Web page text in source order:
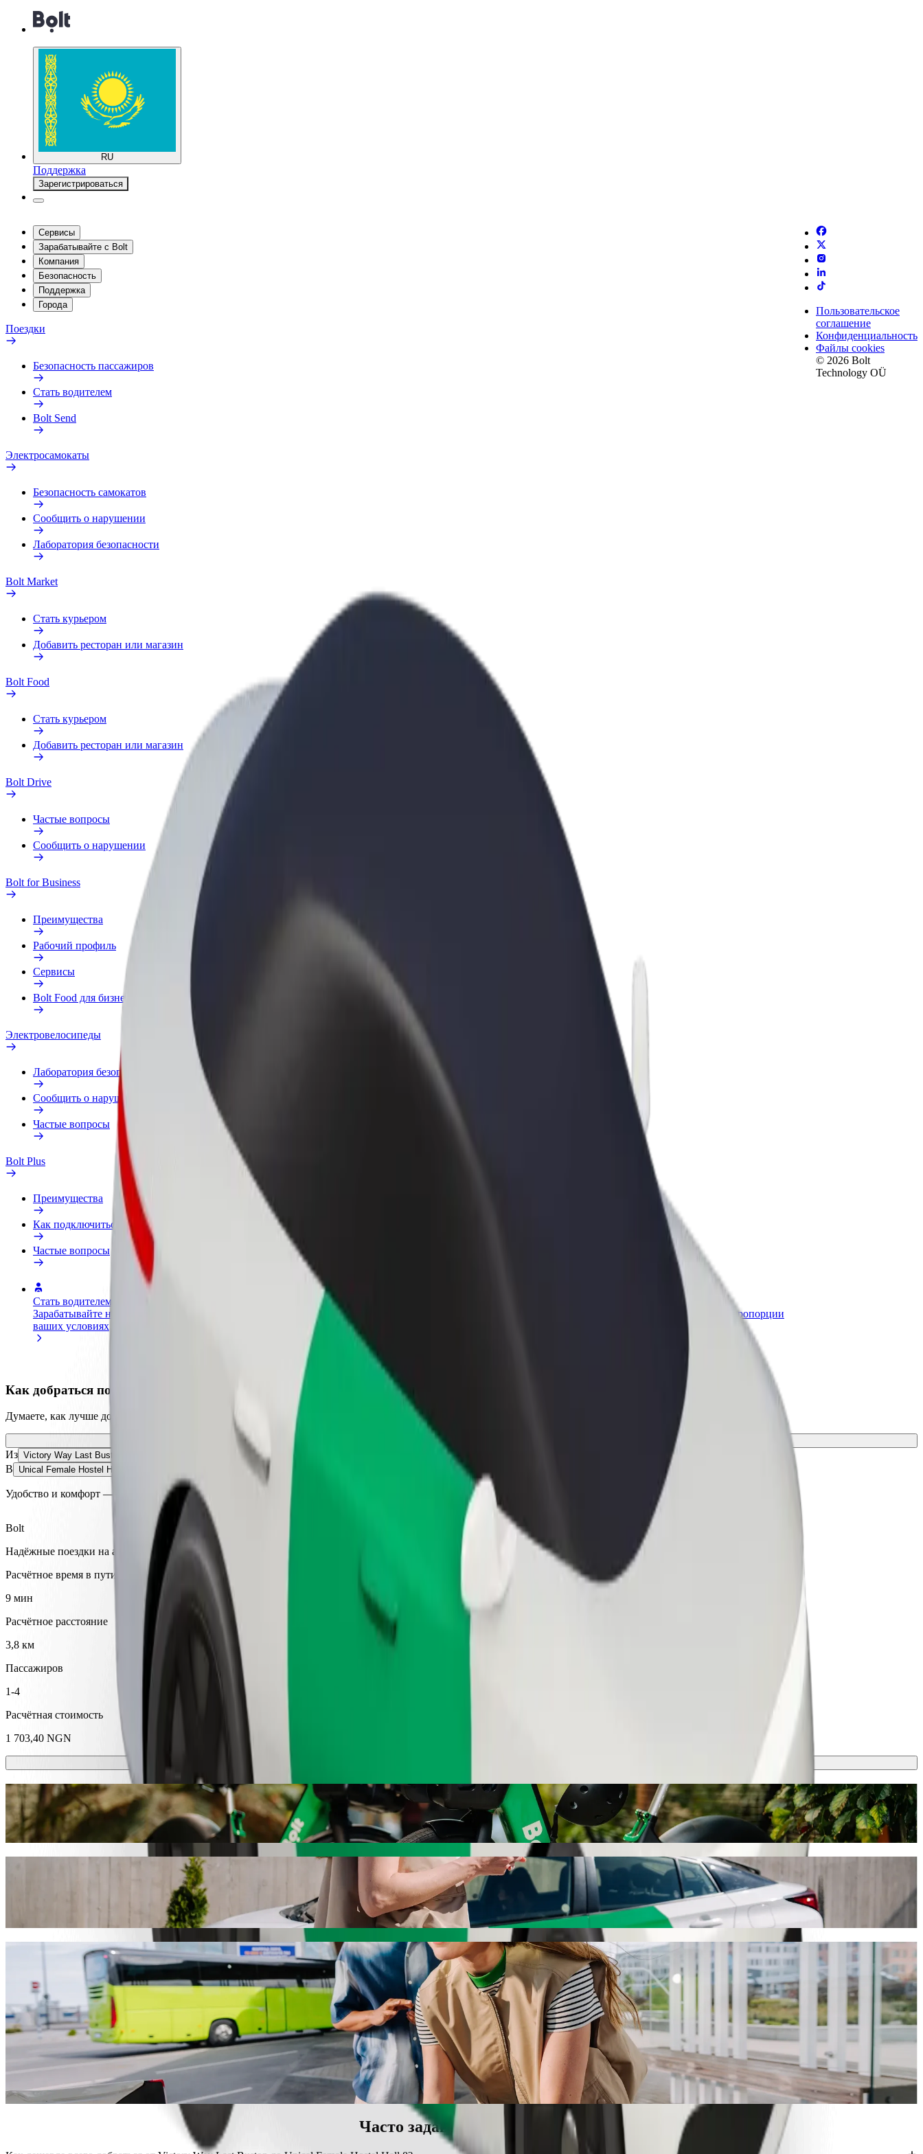
RU
Поддержка
Зарегистрироваться
Сервисы
Зарабатывайте с Bolt
Компания
Безопасность
Поддержка
Города
Поездки
Безопасность пассажиров
Стать водителем
Bolt Send
Электросамокаты
Безопасность самокатов
Сообщить о нарушении
Лаборатория безопасности
Bolt Market
Стать курьером
Добавить ресторан или магазин
Bolt Food
Стать курьером
Добавить ресторан или магазин
Bolt Drive
Частые вопросы
Сообщить о нарушении
Bolt for Business
Преимущества
Рабочий профиль
Сервисы
Bolt Food для бизнеса
Электровелосипеды
Лаборатория безопасности
Сообщить о нарушении
Частые вопросы
Bolt Plus
Преимущества
Как подключиться
Частые вопросы
Стать водителем
Зарабатывайте на
ваших условиях
Добавить ресторан или
магазин
Привлекайте новых клиентов
и повышайте доход
Сервисы Bolt в идеальной пропорции
для нужд вашего бизнеса
Пользовательское
соглашение
Конфиденциальность
Файлы cookies
© 2026 Bolt
Technology OÜ
Как добраться по маршруту Victory Way Last Bustop — Unical Female Hostel Hall 8
Думаете, как лучше добраться из Victory Way Last Bustop в Unical Female Hostel Hall 8? Ознакомьтесь с нашими услугами и выберите идеальное решение для поездки.
Скачать приложение
Из Victory Way Last Bustop
В Unical Female Hostel Hall 8
Удобство и комфорт — в несколько касаний!
Bolt
Надёжные поездки на автомобилях среднего размера.
Расчётное время в пути
9 мин
Расчётное расстояние
3,8 км
Пассажиров
1-4
Расчётная стоимость
1 703,40 NGN
Самокаты или электровелосипеды
Передвигайтесь по городу Калабар на самокате или электровелосипеде
Скачать мобильное приложение
Добирайтесь из Victory Way Last Bustop в Unical Female Hostel Hall 8 с сервисом заказа поездок Bolt
Рекомендуем выбрать сервис заказа поездок Bolt, если хотите добраться до Unical Female Hostel Hall 8 по лучшей цене. С Bolt эта поездка займёт около 9 мин и обойдётся примерно в
1 703,40 NGN NGN. Какой бы ни был повод, мы найдём для вас подходящий автомобиль.
Услуги Bolt для поездки из Victory Way Last Bustop в Unical Female Hostel Hall 8
Много багажа? Закажите вместительный автомобиль XL на 6 человек.
Хотите добраться с комфортом? Попробуйте автомобили премиум-класса Bolt.
Путешествуете с детьми? Закажите поездку с детским автокреслом типа «бустер».
С вами питомец? Попробуйте наши поездки с возможностью перевозки животных.
Нужна дополнительная помощь? Категория включает автомобили, оборудованные для инвалидных кресел.
Ищете доступные тарифы? Выбирайте компактные автомобили по низкой цене с категорией Bolt Basic.
Скачать мобильное приложение
Часто задаваемые вопросы